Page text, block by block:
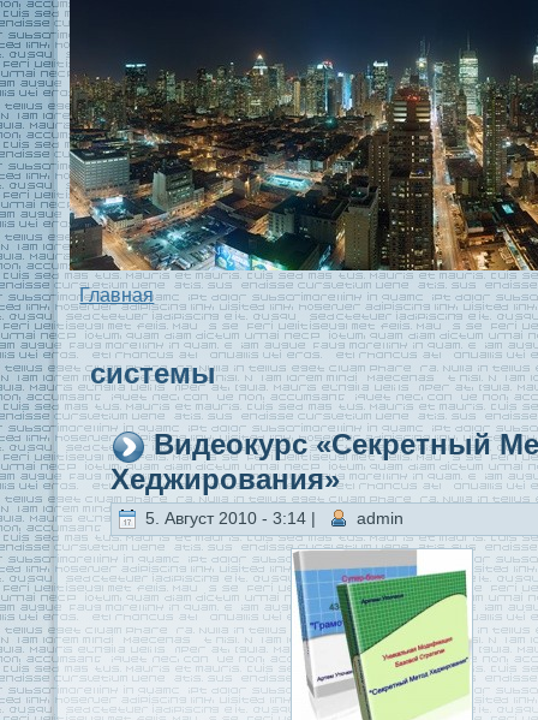
Главная
системы
Видeокурс «Секретный
Хеджирования»
5. Август 2010 - 3:14 | admin